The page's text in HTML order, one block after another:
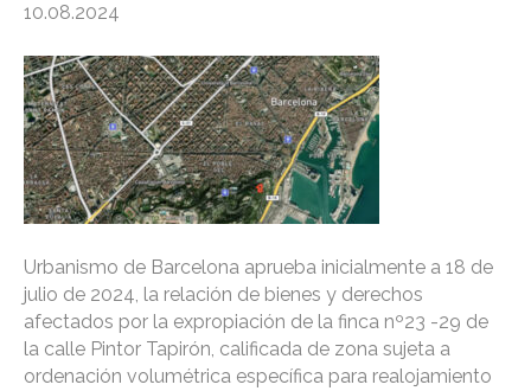
10.08.2024
Urbanismo de Barcelona aprueba inicialmente a 18 de
julio de 2024, la relación de bienes y derechos
afectados por la expropiación de la finca nº23 -29 de
la calle Pintor Tapirón, calificada de zona sujeta a
ordenación volumétrica específica para realojamiento